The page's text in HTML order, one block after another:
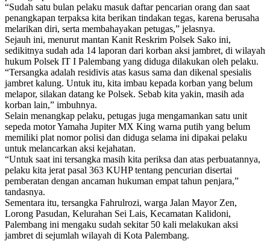
“Sudah satu bulan pelaku masuk daftar pencarian orang dan saat
penangkapan terpaksa kita berikan tindakan tegas, karena berusaha
melarikan diri, serta membahayakan petugas,” jelasnya.
Sejauh ini, menurut mantan Kanit Reskrim Polsek Sako ini,
sedikitnya sudah ada 14 laporan dari korban aksi jambret, di wilayah
hukum Polsek IT I Palembang yang diduga dilakukan oleh pelaku.
“Tersangka adalah residivis atas kasus sama dan dikenal spesialis
jambret kalung. Untuk itu, kita imbau kepada korban yang belum
melapor, silakan datang ke Polsek. Sebab kita yakin, masih ada
korban lain,” imbuhnya.
Selain menangkap pelaku, petugas juga mengamankan satu unit
sepeda motor Yamaha Jupiter MX King warna putih yang belum
memiliki plat nomor polisi dan diduga selama ini dipakai pelaku
untuk melancarkan aksi kejahatan.
“Untuk saat ini tersangka masih kita periksa dan atas perbuatannya,
pelaku kita jerat pasal 363 KUHP tentang pencurian disertai
pemberatan dengan ancaman hukuman empat tahun penjara,”
tandasnya.
Sementara itu, tersangka Fahrulrozi, warga Jalan Mayor Zen,
Lorong Pasudan, Kelurahan Sei Lais, Kecamatan Kalidoni,
Palembang ini mengaku sudah sekitar 50 kali melakukan aksi
jambret di sejumlah wilayah di Kota Palembang.